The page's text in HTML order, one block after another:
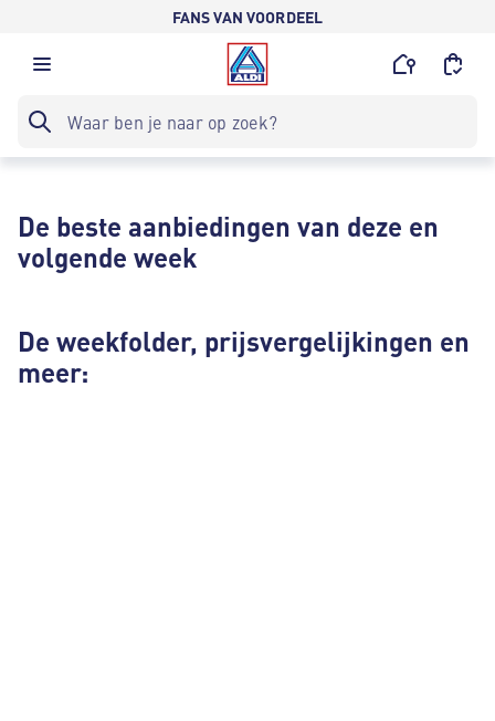
FANS VAN VOORDEEL
De beste aanbiedingen van deze en
volgende week
De weekfolder, prijsvergelijkingen en
meer: